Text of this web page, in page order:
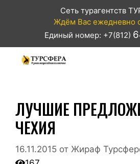
Сеть турагентств
Ждём Вас ежедневно
Единый номер: +7(812)
ЛУЧШИЕ
ЧЕХИЯ
16.11.2015 от Жираф